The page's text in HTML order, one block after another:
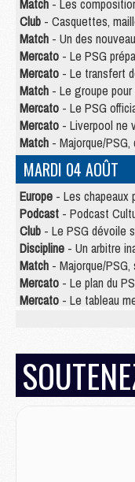
Match - Les compositions
Club - Casquettes,
Match - Un des
Mercato - Le PSG
Mercato - Le transfert de
Match - Le groupe
Mercato - Le PSG
Mercato - Liverpool ne
Match - Majorque/PSG,
MARDI 04 AOÛT
Europe - Les chapeaux
Podcast - Podcast
Club - Le PSG dévoile sa
Discipline - Un arbitre
Match - Majorque/PSG, sur
Mercato - Le plan du
Mercato - Le tableau
- L'Ajax
Mercato- Liverpool
LUNDI 03 AOÛT